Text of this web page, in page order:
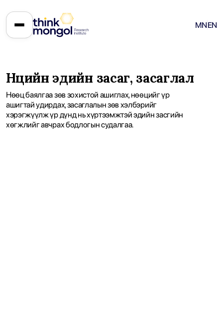
MNEN
Нөөцийн эдийн засаг, засаглал
Нөөц баялгаа зөв зохистой ашиглах, нөөцийг үр
ашигтай удирдах, засаглалын зөв хэлбэрийг
хэрэгжүүлж үр дүнд нь хүртээмжтэй эдийн засгийн
хөгжлийг авчрах бодлогын cудалгаа.